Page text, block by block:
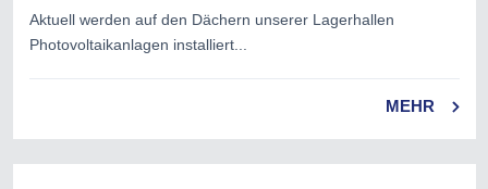
Aktuell werden auf den Dächern unserer Lagerhallen
Photovoltaikanlagen installiert...
MEHR